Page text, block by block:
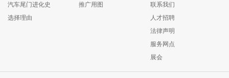
汽车尾门进化史
选择理由
推广用图
联系我们
人才招聘
法律声明
服务网点
展会